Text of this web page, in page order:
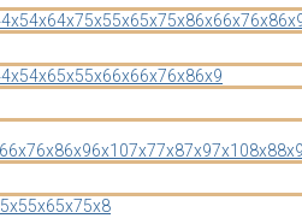
4x54x64x75x55x65x75x86x66x76x8
4x54x65x55x66x66x76x86x9
6x76x86x96x107x77x87x97x108x8
5x55x65x75x8